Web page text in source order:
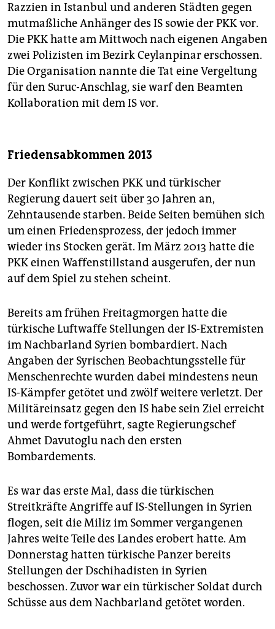
Razzien in Istanbul und anderen Städten gegen
mutmaßliche Anhänger des IS sowie der PKK vor.
Die PKK hatte am Mittwoch nach eigenen Angaben
zwei Polizisten im Bezirk Ceylanpinar erschossen.
Die Organisation nannte die Tat eine Vergeltung
für den Suruc-Anschlag, sie warf den Beamten
Kollaboration mit dem IS vor.
Friedensabkommen 2013
Der Konflikt zwischen PKK und türkischer
Regierung dauert seit über 30 Jahren an,
Zehntausende starben. Beide Seiten bemühen sich
um einen Friedensprozess, der jedoch immer
wieder ins Stocken gerät. Im März 2013 hatte die
PKK einen Waffenstillstand ausgerufen, der nun
auf dem Spiel zu stehen scheint.
Bereits am frühen Freitagmorgen hatte die
türkische Luftwaffe Stellungen der IS-Extremisten
im Nachbarland Syrien bombardiert. Nach
Angaben der Syrischen Beobachtungsstelle für
Menschenrechte wurden dabei mindestens neun
IS-Kämpfer getötet und zwölf weitere verletzt. Der
Militäreinsatz gegen den IS habe sein Ziel erreicht
und werde fortgeführt, sagte Regierungschef
Ahmet Davutoglu nach den ersten
Bombardements.
Es war das erste Mal, dass die türkischen
Streitkräfte Angriffe auf IS-Stellungen in Syrien
flogen, seit die Miliz im Sommer vergangenen
Jahres weite Teile des Landes erobert hatte. Am
Donnerstag hatten türkische Panzer bereits
Stellungen der Dschihadisten in Syrien
beschossen. Zuvor war ein türkischer Soldat durch
Schüsse aus dem Nachbarland getötet worden.